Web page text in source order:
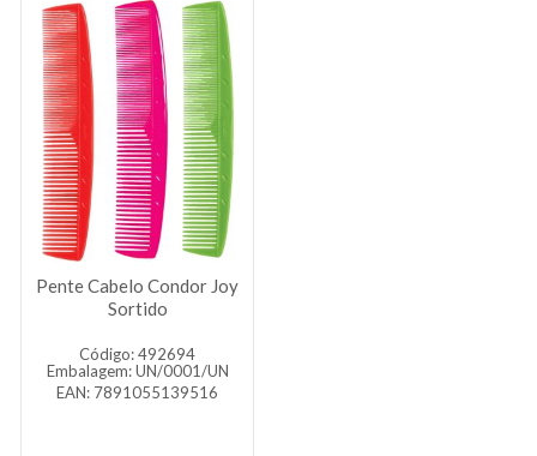
Pente Cabelo Condor Joy
Sortido
Código: 492694
Embalagem: UN/0001/UN
EAN: 7891055139516